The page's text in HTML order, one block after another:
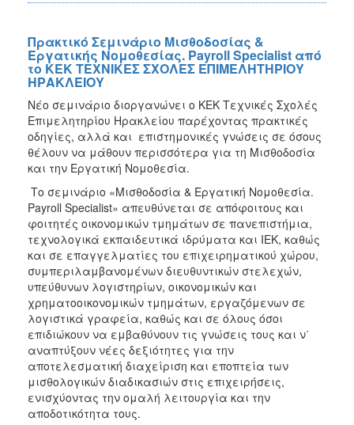
Πρακτικό Σεμινάριο Μισθοδοσίας &
Εργατικής Νομοθεσίας. Payroll Specialist από
το ΚΕΚ ΤΕΧΝΙΚΕΣ ΣΧΟΛΕΣ ΕΠΙΜΕΛΗΤΗΡΙΟΥ
ΗΡΑΚΛΕΙΟΥ
Νέο σεμινάριο διοργανώνει ο ΚΕΚ Τεχνικές Σχολές
Επιμελητηρίου Ηρακλείου παρέχοντας πρακτικές
οδηγίες, αλλά και επιστημονικές γνώσεις σε όσους
θέλουν να μάθουν περισσότερα για τη Μισθοδοσία
και την Εργατική Νομοθεσία.
Το σεμινάριο «Μισθοδοσία & Εργατική Νομοθεσία.
Payroll Specialist» απευθύνεται σε απόφοιτους και
φοιτητές οικονομικών τμημάτων σε πανεπιστήμια,
τεχνολογικά εκπαιδευτικά ιδρύματα και ΙΕΚ, καθώς
και σε επαγγελματίες του επιχειρηματικού χώρου,
συμπεριλαμβανομένων διευθυντικών στελεχών,
υπεύθυνων λογιστηρίων, οικονομικών και
χρηματοοικονομικών τμημάτων, εργαζόμενων σε
λογιστικά γραφεία, καθώς και σε όλους όσοι
επιδιώκουν να εμβαθύνουν τις γνώσεις τους και ν΄
αναπτύξουν νέες δεξιότητες για την
αποτελεσματική διαχείριση και εποπτεία των
μισθολογικών διαδικασιών στις επιχειρήσεις,
ενισχύοντας την ομαλή λειτουργία και την
αποδοτικότητα τους.